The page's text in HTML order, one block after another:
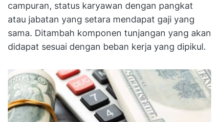
campuran, status karyawan dengan pangkat
atau jabatan yang setara mendapat gaji yang
sama. Ditambah komponen tunjangan yang akan
didapat sesuai dengan beban kerja yang dipikul.